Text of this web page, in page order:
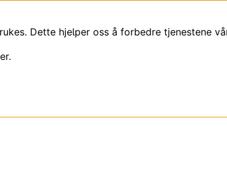
Dette hjelper oss å forbedre tjenestene